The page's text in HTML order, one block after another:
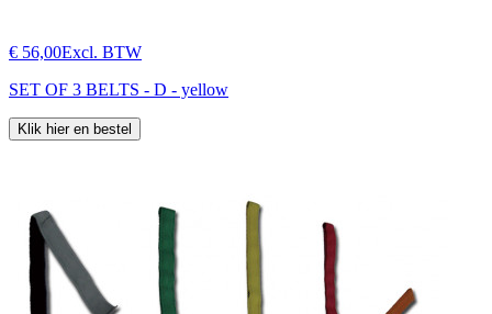
€ 56,00Excl. BTW
SET OF 3 BELTS - D - yellow
Klik hier en bestel